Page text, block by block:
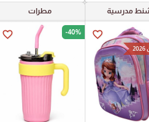
مدرسية
favorite_border
مطرات
favorite_border -40%